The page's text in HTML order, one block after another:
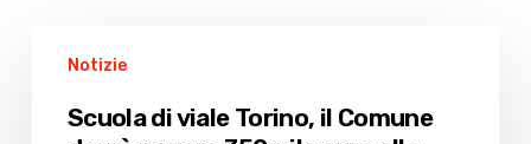
Torino,
Notizie
Scuola di viale Torino, il Comune